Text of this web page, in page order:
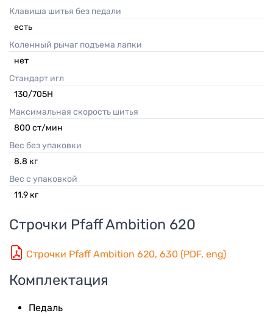
Клавиша шитья без педали
есть
Коленный рычаг подъема лапки
нет
Стандарт игл
130/705H
Максимальная скорость шитья
800 ст/мин
Вес без упаковки
8.8 кг
Вес с упаковкой
11.9 кг
Строчки Pfaff Ambition 620
Строчки Pfaff Ambition 620, 630 (PDF, eng)
Комплектация
Педаль